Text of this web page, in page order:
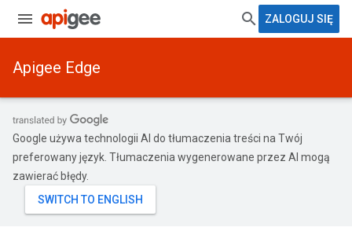
ZALOGUJ SIĘ
Apigee Edge
Google używa technologii AI do tłumaczenia treści na Twój
preferowany język. Tłumaczenia wygenerowane przez AI mogą
zawierać błędy.